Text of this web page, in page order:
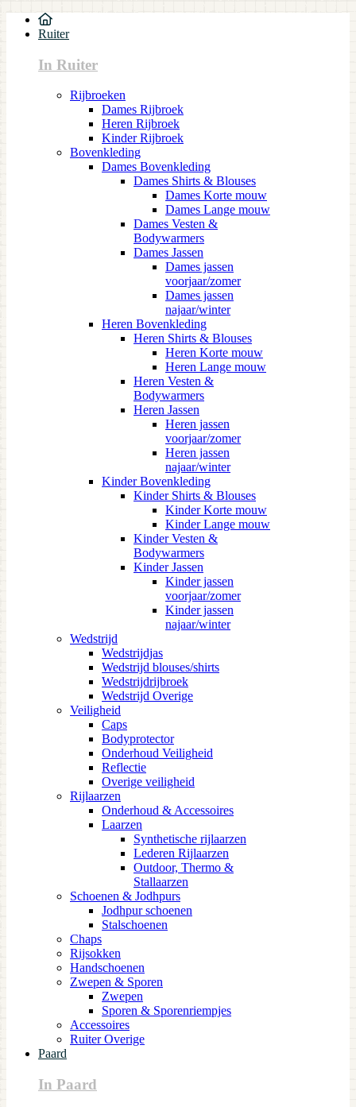
Ruiter
In Ruiter
Rijbroeken
Dames Rijbroek
Heren Rijbroek
Kinder Rijbroek
Bovenkleding
Dames Bovenkleding
Dames Shirts & Blouses
Dames Korte mouw
Dames Lange mouw
Dames Vesten &
Bodywarmers
Dames Jassen
Dames jassen
voorjaar/zomer
Dames jassen
najaar/winter
Heren Bovenkleding
Heren Shirts & Blouses
Heren Korte mouw
Heren Lange mouw
Heren Vesten &
Bodywarmers
Heren Jassen
Heren jassen
voorjaar/zomer
Heren jassen
najaar/winter
Kinder Bovenkleding
Kinder Shirts & Blouses
Kinder Korte mouw
Kinder Lange mouw
Kinder Vesten &
Bodywarmers
Kinder Jassen
Kinder jassen
voorjaar/zomer
Kinder jassen
najaar/winter
Wedstrijd
Wedstrijdjas
Wedstrijd blouses/shirts
Wedstrijdrijbroek
Wedstrijd Overige
Veiligheid
Caps
Bodyprotector
Onderhoud Veiligheid
Reflectie
Overige veiligheid
Rijlaarzen
Onderhoud & Accessoires
Laarzen
Synthetische rijlaarzen
Lederen Rijlaarzen
Outdoor, Thermo &
Stallaarzen
Schoenen & Jodhpurs
Jodhpur schoenen
Stalschoenen
Chaps
Rijsokken
Handschoenen
Zwepen & Sporen
Zwepen
Sporen & Sporenriempjes
Accessoires
Ruiter Overige
Paard
In Paard